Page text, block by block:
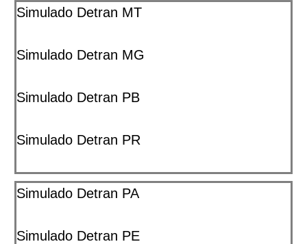
Simulado Detran MT
Simulado Detran MG
Simulado Detran PB
Simulado Detran PR
Simulado Detran PA
Simulado Detran PE